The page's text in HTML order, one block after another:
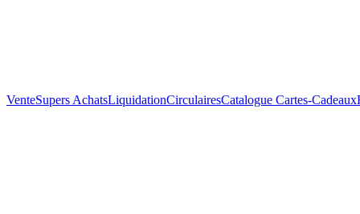
VenteSupers AchatsLiquidationCirculairesCatalogue Cartes-Cadeaux